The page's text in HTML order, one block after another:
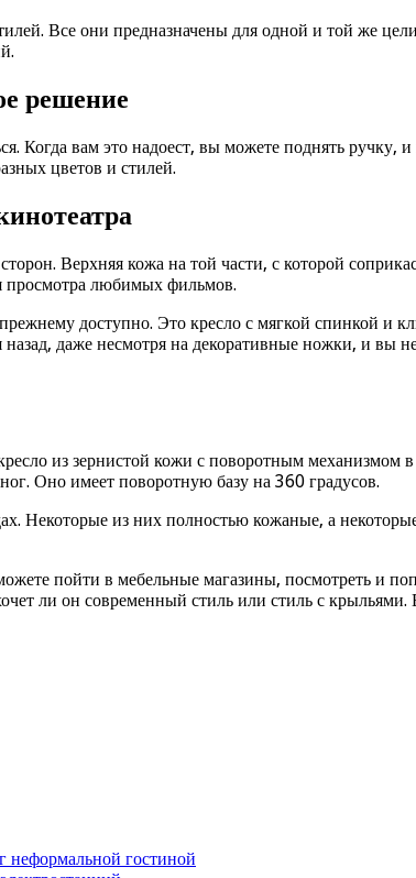
Все они предназначены для одной и той же
решение
Когда вам это надоест, вы можете поднять
цветов и стилей.
Верхняя кожа на той части, с которой
просмотра любимых фильмов.
доступно. Это кресло с мягкой спинкой и
даже несмотря на декоративные ножки, и вы
из зернистой кожи с поворотным
Оно имеет поворотную базу на 360 градусов.
Некоторые из них полностью кожаные, а
пойти в мебельные магазины, посмотреть и
ли он современный стиль или стиль с крыльями.
неформальной гостиной